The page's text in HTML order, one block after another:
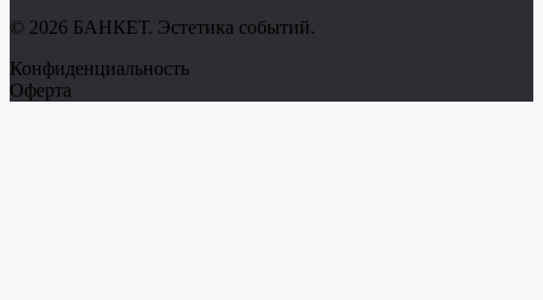
© 2026 БАНКЕТ. Эстетика событий.
Конфиденциальность
Оферта